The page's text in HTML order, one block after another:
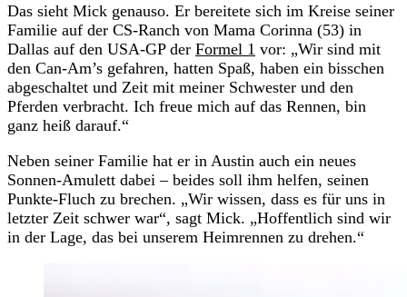
Das sieht Mick genauso. Er bereitete sich im Kreise seiner
Familie auf der CS-Ranch von Mama Corinna (53) in
Dallas auf den USA-GP der Formel 1 vor: „Wir sind mit
den Can-Am’s gefahren, hatten Spaß, haben ein bisschen
abgeschaltet und Zeit mit meiner Schwester und den
Pferden verbracht. Ich freue mich auf das Rennen, bin
ganz heiß darauf.“
Neben seiner Familie hat er in Austin auch ein neues
Sonnen-Amulett dabei – beides soll ihm helfen, seinen
Punkte-Fluch zu brechen. „Wir wissen, dass es für uns in
letzter Zeit schwer war“, sagt Mick. „Hoffentlich sind wir
in der Lage, das bei unserem Heimrennen zu drehen.“